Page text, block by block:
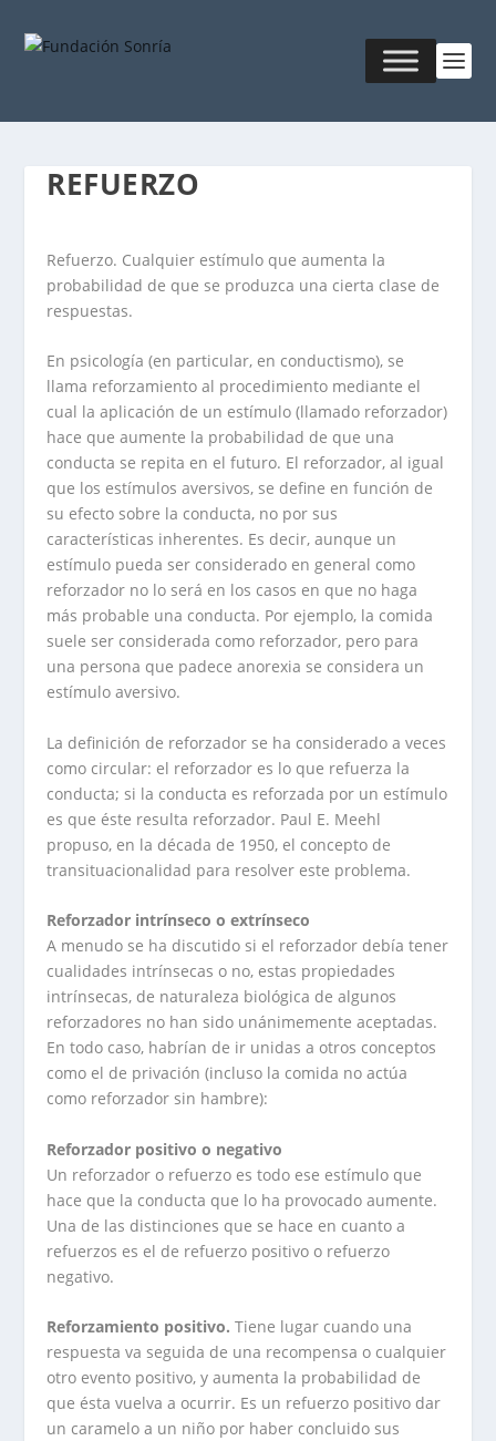
REFUERZO
Refuerzo. Cualquier estímulo que aumenta la
probabilidad de que se produzca una cierta clase de
respuestas.
En psicología (en particular, en conductismo), se
llama reforzamiento al procedimiento mediante el
cual la aplicación de un estímulo (llamado reforzador)
hace que aumente la probabilidad de que una
conducta se repita en el futuro. El reforzador, al igual
que los estímulos aversivos, se define en función de
su efecto sobre la conducta, no por sus
características inherentes. Es decir, aunque un
estímulo pueda ser considerado en general como
reforzador no lo será en los casos en que no haga
más probable una conducta. Por ejemplo, la comida
suele ser considerada como reforzador, pero para
una persona que padece anorexia se considera un
estímulo aversivo.
La definición de reforzador se ha considerado a veces
como circular: el reforzador es lo que refuerza la
conducta; si la conducta es reforzada por un estímulo
es que éste resulta reforzador. Paul E. Meehl
propuso, en la década de 1950, el concepto de
transituacionalidad para resolver este problema.
Reforzador intrínseco o extrínseco
A menudo se ha discutido si el reforzador debía tener
cualidades intrínsecas o no, estas propiedades
intrínsecas, de naturaleza biológica de algunos
reforzadores no han sido unánimemente aceptadas.
En todo caso, habrían de ir unidas a otros conceptos
como el de privación (incluso la comida no actúa
como reforzador sin hambre):
Reforzador positivo o negativo
Un reforzador o refuerzo es todo ese estímulo que
hace que la conducta que lo ha provocado aumente.
Una de las distinciones que se hace en cuanto a
refuerzos es el de refuerzo positivo o refuerzo
negativo.
Reforzamiento positivo. Tiene lugar cuando una
respuesta va seguida de una recompensa o cualquier
otro evento positivo, y aumenta la probabilidad de
que ésta vuelva a ocurrir. Es un refuerzo positivo dar
un caramelo a un niño por haber concluido sus